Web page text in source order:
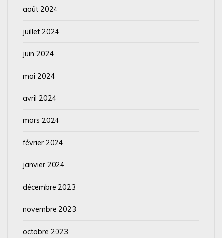
août 2024
juillet 2024
juin 2024
mai 2024
avril 2024
mars 2024
février 2024
janvier 2024
décembre 2023
novembre 2023
octobre 2023